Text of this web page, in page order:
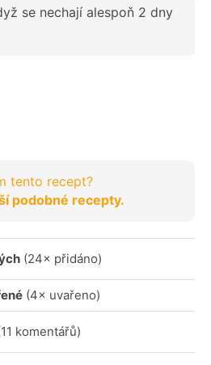
se nechají alespoň 2 dny
tento recept?
podobné recepty.
(24× přidáno)
(4× uvařeno)
komentářů)